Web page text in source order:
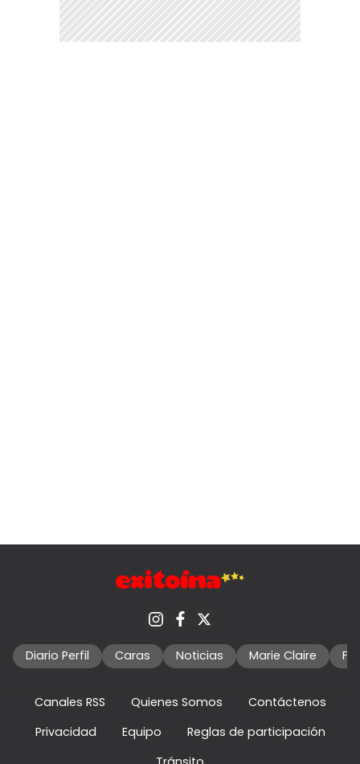
Diario Perfil Caras Noticias Marie Claire
Canales RSS Quienes Somos
Contáctenos
Privacidad
Equipo
Reglas de participación